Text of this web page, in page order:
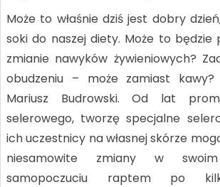
Może to właśnie dziś jest dobry
soki do naszej diety. Może to będzie
zmianie nawyków żywieniowych?
obudzeniu – może zamiast
Mariusz Budrowski. Od lat
selerowego, tworzę specjalne
ich uczestnicy na własnej skórze
niesamowite zmiany w
samopoczuciu raptem po